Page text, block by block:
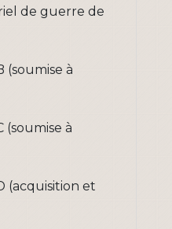
de guerre de
(soumise à
(soumise à
(acquisition et